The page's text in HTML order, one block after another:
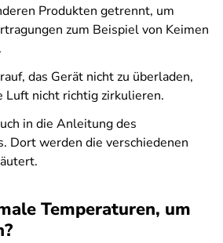
Produkten getrennt, um
zum Beispiel von Keimen
das Gerät nicht zu überladen,
Luft nicht richtig zirkulieren.
in die Anleitung des
Dort werden die verschiedenen
Temperaturen, um